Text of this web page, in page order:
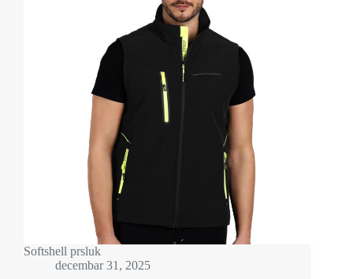
Softshell prsluk
decembar 31, 2025